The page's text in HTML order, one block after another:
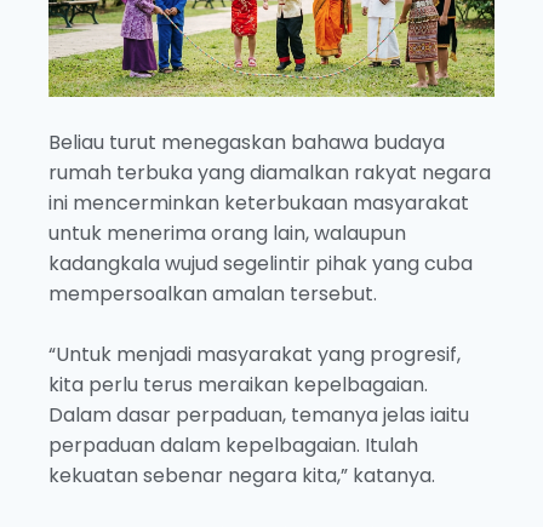
Beliau turut menegaskan bahawa budaya
rumah terbuka yang diamalkan rakyat negara
ini mencerminkan keterbukaan masyarakat
untuk menerima orang lain, walaupun
kadangkala wujud segelintir pihak yang cuba
mempersoalkan amalan tersebut.
“Untuk menjadi masyarakat yang progresif,
kita perlu terus meraikan kepelbagaian.
Dalam dasar perpaduan, temanya jelas iaitu
perpaduan dalam kepelbagaian. Itulah
kekuatan sebenar negara kita,” katanya.